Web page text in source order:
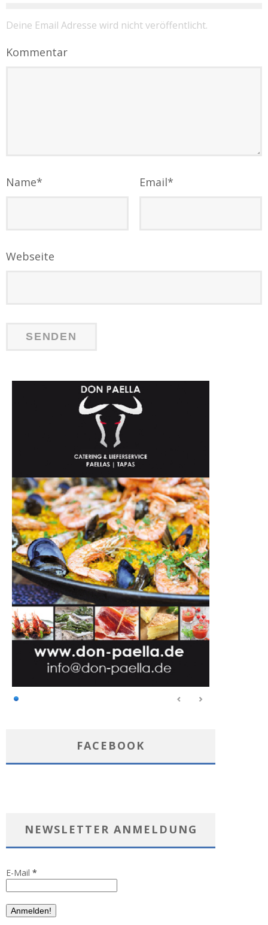
Deine Email Adresse wird nicht veröffentlicht.
Kommentar
Name* Email*
Webseite
FACEBOOK
NEWSLETTER ANMELDUNG
E-Mail *